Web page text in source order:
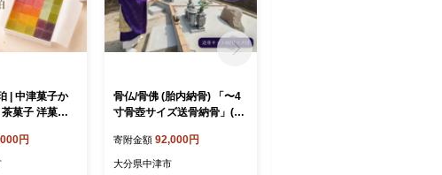
| 中津菓子か
菓子 洋菓子
寒天 デザー
スタ映え ス
円
骨仏/骨佛 (胎内納骨) 「〜4
寸骨壺サイズ送骨納骨」(納
遺骨 ペット納骨 送骨 送骨
キット お骨 粉骨 納骨 永代
寄附金額 92,000円
大分県中津市